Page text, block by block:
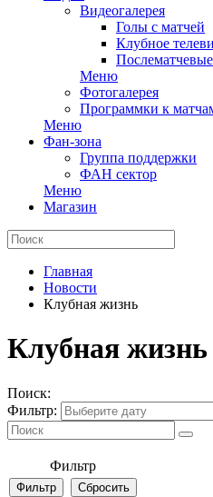
Видеогалерея
Голы с матчей
Клубное
Меню
Фотогалерея
Программки к
Меню
Фан-зона
Группа поддержки
ФАН сектор
Меню
Магазин
Главная
Новости
Клубная жизнь
Клубная жизнь
Поиск:
Фильтр:
Фильтр